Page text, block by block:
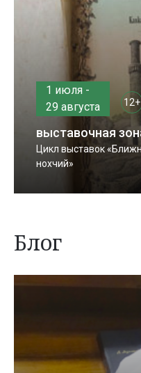
1 июля -
29 августа
12+
выставочная
Цикл выставок
нохчий»
Блог